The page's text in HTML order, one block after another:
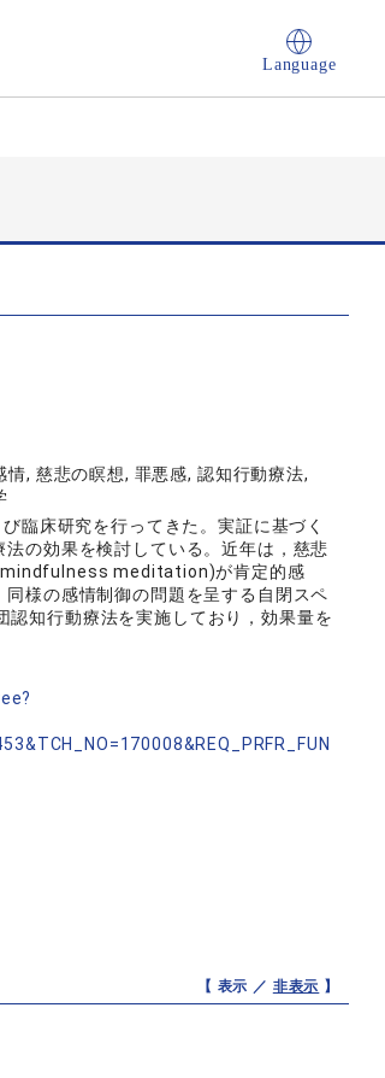
Language
, 慈悲の瞑想, 罪悪感, 認知行動療法,
臨床研究を行ってきた。実証に基づく
の効果を検討している。近年は，慈悲
meditation)が肯定的感
様の感情制御の問題を呈する自閉スペ
知行動療法を実施しており，効果量を
【 表示 ／ 非表示 】